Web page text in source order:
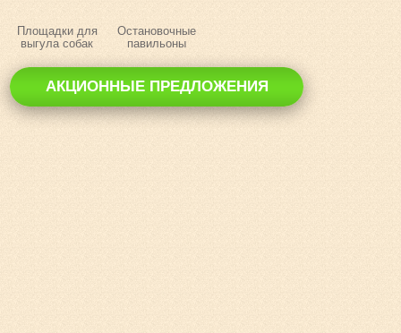
Площадки для
выгула собак
Остановочные
павильоны
АКЦИОННЫЕ ПРЕДЛОЖЕНИЯ